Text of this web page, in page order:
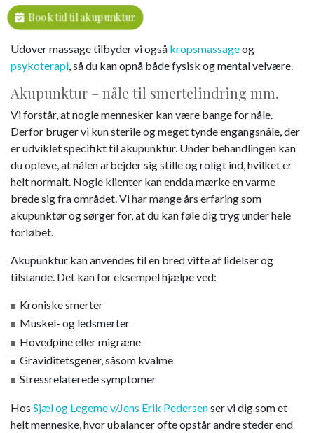
Book tid til akupunktur
Udover massage tilbyder vi også kropsmassageog
psykoterapi, så du kan opnå både fysisk og mental velvære.
Akupunktur – nåle til smertelindring mm.
Vi forstår, at nogle mennesker kan være bange for nåle.
Derfor bruger vi kun sterile og meget tynde engangsnåle, der
er udviklet specifikt til akupunktur. Under behandlingen kan
du opleve, at nålen arbejder sig stille og roligt ind, hvilket er
helt normalt. Nogle klienter kan endda mærke en varme
brede sig fra området. Vi har mange års erfaring som
akupunktør og sørger for, at du kan føle dig tryg under hele
forløbet.
Akupunktur kan anvendes til en bred vifte af lidelser og
tilstande. Det kan for eksempel hjælpe ved:
Kroniske smerter
Muskel- og ledsmerter
Hovedpine eller migræne
Graviditetsgener, såsom kvalme
Stressrelaterede symptomer
Hos Sjæl og Legeme v/Jens Erik Pedersenser vi dig som et
helt menneske, hvor ubalancer ofte opstår andre steder end